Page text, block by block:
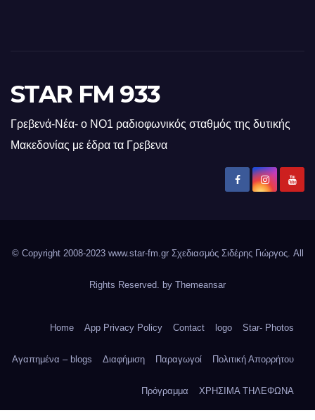
STAR FM 933
Γρεβενά-Νέα- ο ΝΟ1 ραδιοφωνικός σταθμός της δυτικής
Μακεδονίας με έδρα τα Γρεβενα
© Copyright 2008-2023 www.star-fm.gr Σχεδιασμός Σιδέρης Γιώργος. All
Rights Reserved. by Themeansar
Home App Privacy Policy Contact logo Star- Photos
Αγαπημένα – blogs Διαφήμιση Παραγωγοί Πολιτική Απορρήτου
Πρόγραμμα ΧΡΗΣΙΜΑ ΤΗΛΕΦΩΝΑ